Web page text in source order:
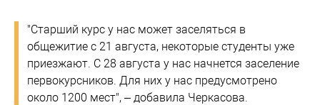
"Старший курс у нас может заселяться в
общежитие с 21 августа, некоторые студенты уже
приезжают. С 28 августа у нас начнется заселение
первокурсников. Для них у нас предусмотрено
около 1200 мест", – добавила Черкасова.